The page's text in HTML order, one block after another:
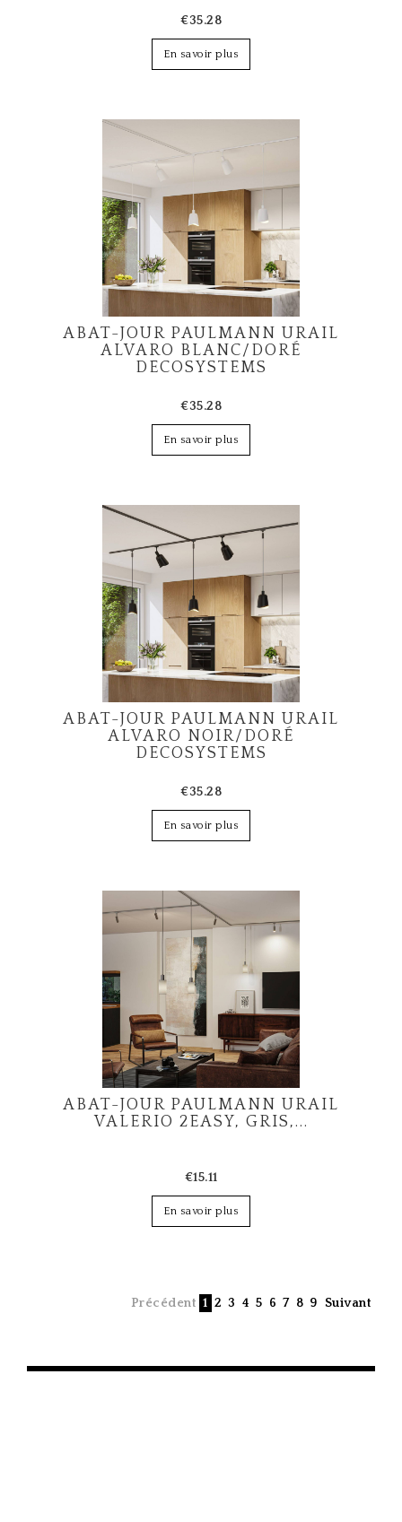
€35.28
En savoir plus
ABAT-JOUR PAULMANN URAIL
ALVARO BLANC/DORÉ
DECOSYSTEMS
€35.28
En savoir plus
ABAT-JOUR PAULMANN URAIL
ALVARO NOIR/DORÉ
DECOSYSTEMS
€35.28
En savoir plus
ABAT-JOUR PAULMANN URAIL
VALERIO 2EASY, GRIS,...
€15.11
En savoir plus
Précédent 1 2 3 4 5 6 7 8 9 Suivant